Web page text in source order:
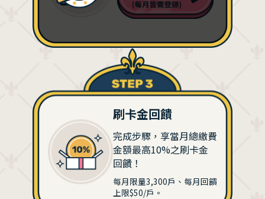
刷卡金回饋
完成步驟，享當月總繳費
金額最高10%之刷卡金
回饋！
每月限量3,300戶、每月回饋
上限$50/戶。